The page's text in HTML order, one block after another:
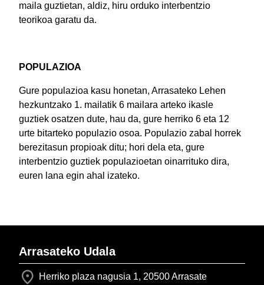
maila guztietan, aldiz, hiru orduko interbentzio
teorikoa garatu da.
POPULAZIOA
Gure populazioa kasu honetan, Arrasateko Lehen
hezkuntzako 1. mailatik 6 mailara arteko ikasle
guztiek osatzen dute, hau da, gure herriko 6 eta 12
urte bitarteko populazio osoa. Populazio zabal horrek
berezitasun propioak ditu; hori dela eta, gure
interbentzio guztiek populazioetan oinarrituko dira,
euren lana egin ahal izateko.
Arrasateko Udala
Herriko plaza nagusia 1, 20500 Arrasate